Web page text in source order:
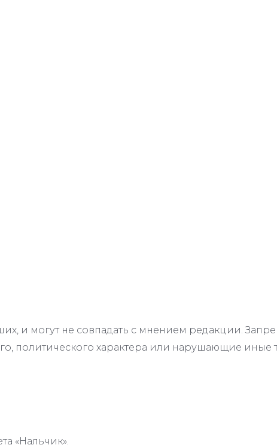
и могут не совпадать с мнением редакции.
политического характера или нарушающие иные
«Нальчик».